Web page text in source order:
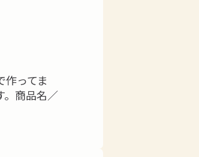
ってま
。商品名／